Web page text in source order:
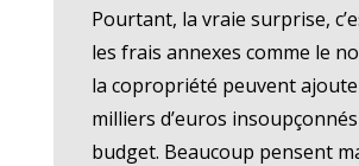
Pourtant, la vraie surprise,
les frais annexes comme le
la copropriété peuvent
milliers d’euros
budget. Beaucoup pensent